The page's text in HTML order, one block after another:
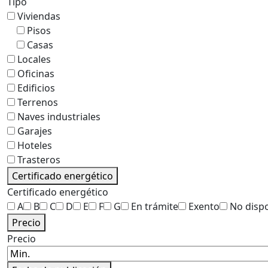
Viviendas
Pisos
Casas
Locales
Oficinas
Edificios
Terrenos
Naves industriales
Garajes
Hoteles
Trasteros
Certificado energético
Certificado energético
A
B C D E F G En trámite Exento
No
Precio
Precio